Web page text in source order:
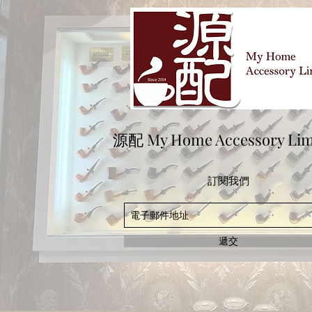
源配 My Home Accessory
訂閱我們
遞交